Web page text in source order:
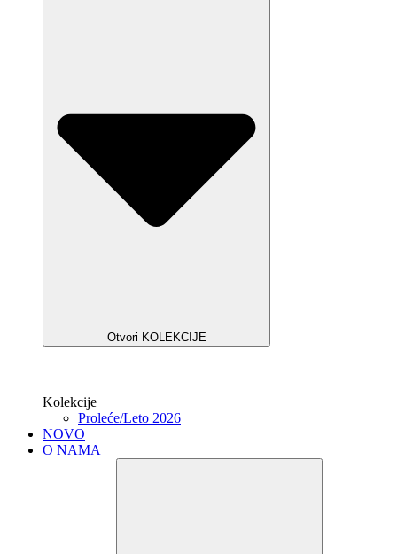
Otvori KOLEKCIJE
Kolekcije
Proleće/Leto 2026
NOVO
O NAMA